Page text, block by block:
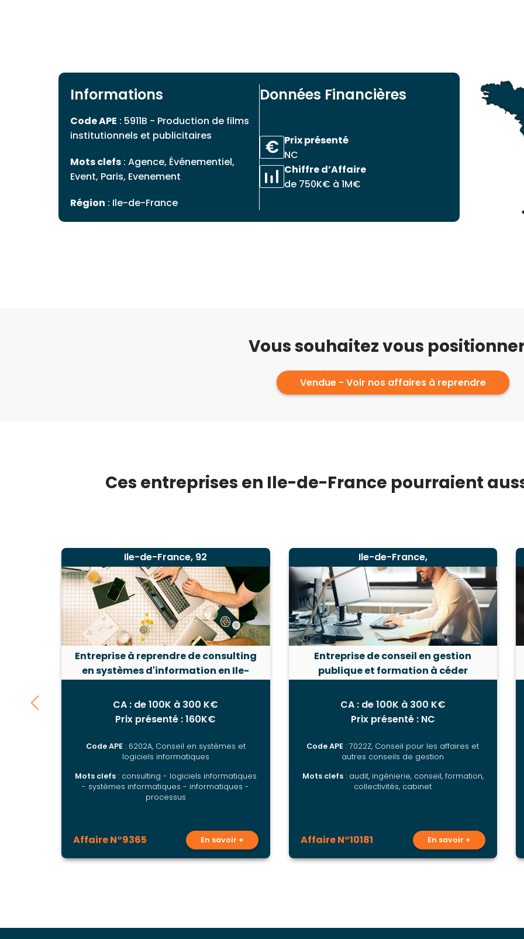
Informations
Code APE : 5911B - Production de films
institutionnels et publicitaires
Mots clefs : Agence, Événementiel,
Event, Paris, Evenement
Région : Ile-de-France
Données Financières
Prix présenté
NC
Chiffre d’Affaire
de 750K€ à 1M€
Vous souhaitez vous
Vendue - Voir nos affaires à reprendre
Ces entreprises en Ile-de-France pourraient
Ile-de-France, 92
Entreprise à reprendre de consulting
en systèmes d'information en Ile-
CA : de 100K à 300 K€
Prix présenté : 160K€
Code APE: 6202A, Conseil en systèmes et
logiciels informatiques
Mots clefs: consulting - logiciels informatiques
- systèmes informatiques - informatiques -
processus
Affaire N°9365 En savoir +
Ile-de-France,
Entreprise de conseil en gestion
publique et formation à céder
CA : de 100K à 300 K€
Prix présenté : NC
Code APE : 7022Z, Conseil pour les affaires et
autres conseils de gestion
Mots clefs: audit, ingénierie, conseil, formation,
collectivités, cabinet
Affaire N°10181 En savoir +